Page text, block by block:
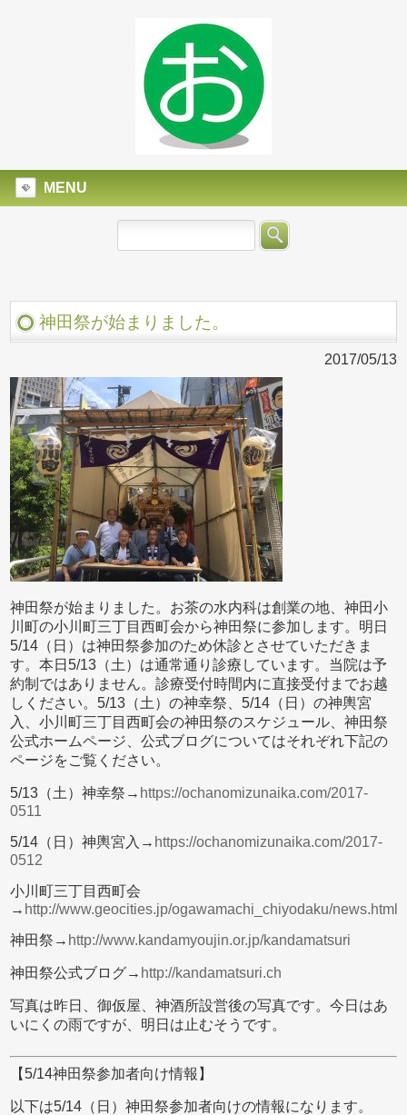
MENU
神田祭が始まりました。
2017/05/13
神田祭が始まりました。お茶の水内科は創業の地、神田小
川町の小川町三丁目西町会から神田祭に参加します。明日
5/14（日）は神田祭参加のため休診とさせていただきま
す。本日5/13（土）は通常通り診療しています。当院は予
約制ではありません。診療受付時間内に直接受付までお越
しください。5/13（土）の神幸祭、5/14（日）の神輿宮
入、小川町三丁目西町会の神田祭のスケジュール、神田祭
公式ホームページ、公式ブログについてはそれぞれ下記の
ページをご覧ください。
5/13（土）神幸祭→ https://ochanomizunaika.com/2017-
0511
5/14（日）神輿宮入→ https://ochanomizunaika.com/2017-
0512
小川町三丁目西町会
→ http://www.geocities.jp/ogawamachi_chiyodaku/news.html
神田祭→ http://www.kandamyoujin.or.jp/kandamatsuri
神田祭公式ブログ→ http://kandamatsuri.ch
写真は昨日、御仮屋、神酒所設営後の写真です。今日はあ
いにくの雨ですが、明日は止むそうです。
【5/14神田祭参加者向け情報】
以下は5/14（日）神田祭参加者向けの情報になります。